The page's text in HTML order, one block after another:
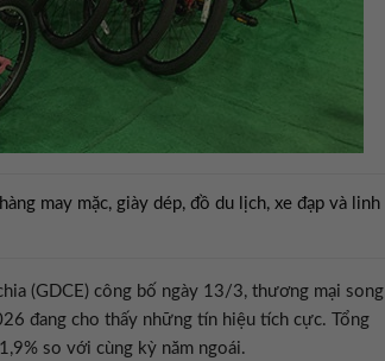
may mặc, giày dép, đồ du lịch, xe đạp và linh
(GDCE) công bố ngày 13/3, thương mại song
đang cho thấy những tín hiệu tích cực. Tổng
so với cùng kỳ năm ngoái.